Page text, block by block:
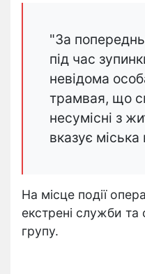
"За
під час
невідома
трамвая, що
несумісні з
вказує міська
На місце події
екстрені служби та
групу.